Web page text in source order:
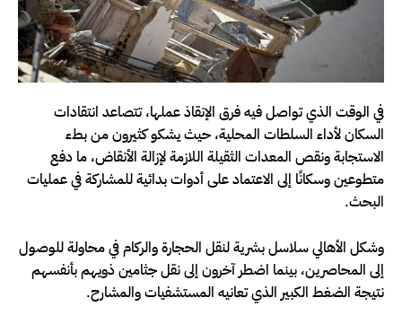
في الوقت الذي تواصل فيه فرق الإنقاذ عملها، تتصاعد انتقادات
السكان لأداء السلطات المحلية، حيث يشكو كثيرون من بطء
الاستجابة ونقص المعدات الثقيلة اللازمة لإزالة الأنقاض، ما دفع
متطوعين وسكانًا إلى الاعتماد على أدوات بدائية للمشاركة في عمليات
البحث.
وشكل الأهالي سلاسل بشرية لنقل الحجارة والركام في محاولة للوصول
إلى المحاصرين، بينما اضطر آخرون إلى نقل جثامين ذويهم بأنفسهم
نتيجة الضغط الكبير الذي تعانيه المستشفيات والمشارح.